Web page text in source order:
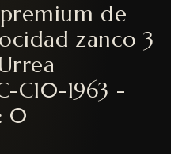
de
zanco 3
C10-1963 -
0